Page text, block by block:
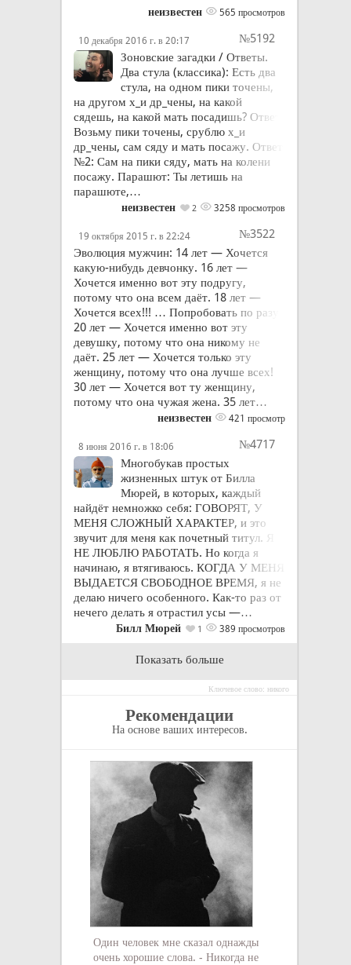
неизвестен 565 просмотров
10 декабря 2016 г. в 20:17
№5192
Зоновские загадки / Ответы.
Два стула (классика): Есть два
стула, на одном пики точены,
на другом х_и др_чены, на какой
сядешь, на какой мать посадишь? Ответ:
Возьму пики точены, срублю х_и
др_чены, сам сяду и мать посажу. Ответ
№2: Сам на пики сяду, мать на колени
посажу. Парашют: Ты летишь на
парашюте,…
неизвестен 2 3258 просмотров
19 октября 2015 г. в 22:24
№3522
Эволюция мужчин: 14 лет — Хочется
какую-нибудь девчонку. 16 лет —
Хочется именно вот эту подругу,
потому что она всем даёт. 18 лет —
Хочется всех!!! … Попробовать по разу.
20 лет — Хочется именно вот эту
девушку, потому что она никому не
даёт. 25 лет — Хочется только эту
женщину, потому что она лучше всех!
30 лет — Хочется вот ту женщину,
потому что она чужая жена. 35 лет…
неизвестен 421 просмотр
8 июня 2016 г. в 18:06
№4717
Многобукав простых
жизненных штук от Билла
Мюрей, в которых, каждый
найдёт немножко себя: ГОВОРЯТ, У
МЕНЯ СЛОЖНЫЙ ХАРАКТЕР, и это
звучит для меня как почетный титул. Я
НЕ ЛЮБЛЮ РАБОТАТЬ. Но когда я
начинаю, я втягиваюсь. КОГДА У МЕНЯ
ВЫДАЕТСЯ СВОБОДНОЕ ВРЕМЯ, я не
делаю ничего особенного. Как-то раз от
нечего делать я отрастил усы —…
Билл Мюрей 1 389 просмотров
Показать больше
Ключевое слово: никого
Рекомендации
На основе ваших интересов.
Один человек мне сказал однажды
очень хорошие слова. - Никогда не